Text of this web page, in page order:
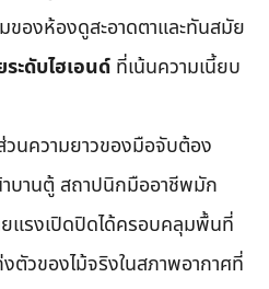
ของห้องดูสะอาดตาและทันสมัย
ะดับไฮเอนด์ ที่เน้นความเนี้ยบ
นความยาวของมือจับต้อง
บานตู้ สถาปนิกมืออาชีพมัก
ยแรงเปิดปิดได้ครอบคลุมพื้นที่
ตัวของไม้จริงในสภาพอากาศที่